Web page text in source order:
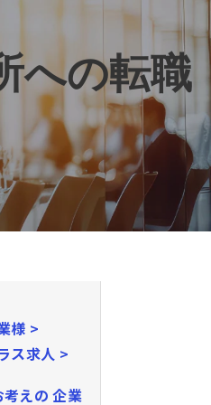
への転職
様 >
ス求人 >
えの 企業